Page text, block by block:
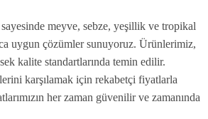
meyve, sebze, yeşillik ve tropikal
uygun çözümler sunuyoruz. Ürünlerimiz,
kalite standartlarında temin edilir.
karşılamak için rekabetçi fiyatlarla
her zaman güvenilir ve zamanında